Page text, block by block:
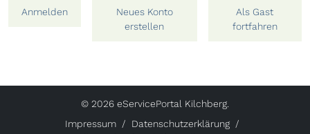
Anmelden
Neues Konto
erstellen
Als Gast
fortfahren
© 2026 eServicePortal Kilchberg.
Impressum
Datenschutzerklärung